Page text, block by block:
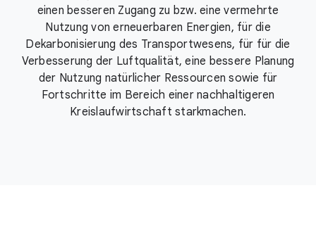
einen besseren Zugang zu bzw. eine vermehrte
Nutzung von erneuerbaren Energien, für die
Dekarbonisierung des Transportwesens, für für die
Verbesserung der Luftqualität, eine bessere Planung
der Nutzung natürlicher Ressourcen sowie für
Fortschritte im Bereich einer nachhaltigeren
Kreislaufwirtschaft starkmachen.